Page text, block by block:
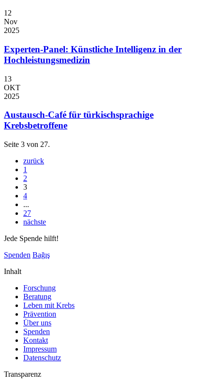
12
Nov
2025
Experten-Panel: Künstliche Intelligenz in der
Hochleistungsmedizin
13
OKT
2025
Austausch-Café für türkischsprachige
Krebsbetroffene
Seite 3 von 27.
zurück
1
2
3
4
...
27
nächste
Jede Spende hilft!
Spenden Bağış
Inhalt
Forschung
Beratung
Leben mit Krebs
Prävention
Über uns
Spenden
Kontakt
Impressum
Datenschutz
Transparenz